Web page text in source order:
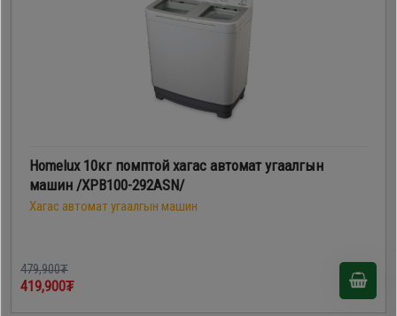
Homelux 10кг помптой хагас автомат угаалгын
машин /XPB100-292ASN/
Хагас автомат угаалгын машин
479,900₮
419,900₮